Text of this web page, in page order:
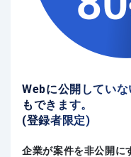
Webに公開してい
もできます。
(登録者限定)
企業が案件を非公開に